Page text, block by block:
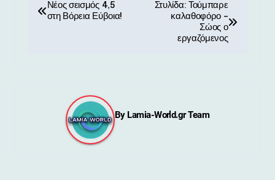
Νέος σεισμός 4,5
στη Βόρεια Εύβοια!
Στυλίδα: Τούμπαρε
καλαθοφόρο –
Σώος ο
εργαζόμενος
By Lamia-World.gr Team